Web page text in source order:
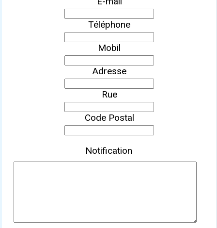
Téléphone
Mobil
Adresse
Rue
Code Postal
Notification